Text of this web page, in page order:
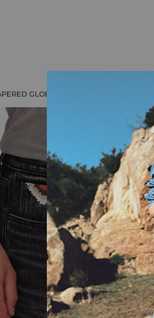
GLOBE TROTTER PATCH